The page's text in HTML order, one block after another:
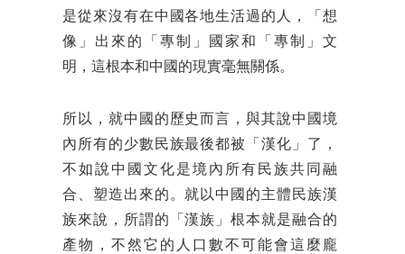
是從來沒有在中國各地生活過的人，「想
像」出來的「專制」國家和「專制」文
明，這根本和中國的現實毫無關係。
所以，就中國的歷史而言，與其說中國境
內所有的少數民族最後都被「漢化」了，
不如說中國文化是境內所有民族共同融
合、塑造出來的。就以中國的主體民族漢
族來說，所謂的「漢族」根本就是融合的
產物，不然它的人口數不可能會這麼龐